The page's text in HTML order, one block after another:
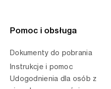
Pomoc i obsługa
Dokumenty do pobrania
Instrukcje i pomoc
Udogodnienia dla osób z